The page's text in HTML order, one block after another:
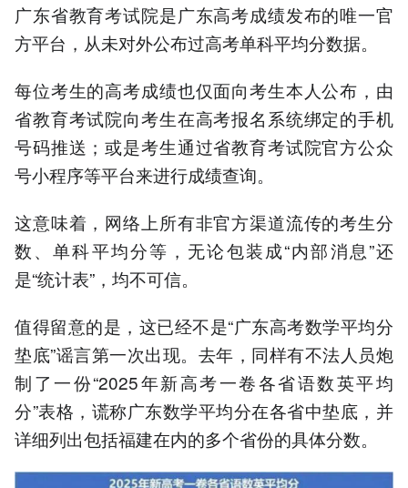
广东省教育考试院是广东高考成绩发布的唯一官
方平台，从未对外公布过高考单科平均分数据。
每位考生的高考成绩也仅面向考生本人公布，由
省教育考试院向考生在高考报名系统绑定的手机
号码推送；或是考生通过省教育考试院官方公众
号小程序等平台来进行成绩查询。
这意味着，网络上所有非官方渠道流传的考生分
数、单科平均分等，无论包装成“内部消息”还
是“统计表”，均不可信。
值得留意的是，这已经不是“广东高考数学平均分
垫底”谣言第一次出现。去年，同样有不法人员炮
制了一份“2025年新高考一卷各省语数英平均
分”表格，谎称广东数学平均分在各省中垫底，并
详细列出包括福建在内的多个省份的具体分数。